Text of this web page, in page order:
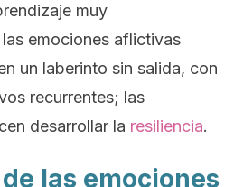
muy
emociones aflictivas
un laberinto sin salida, con
recurrentes; las
desarrollar la resiliencia.
las emociones